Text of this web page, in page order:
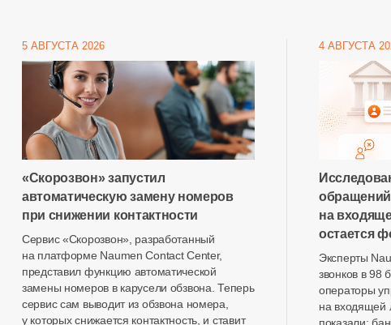
5 АВГУСТА 2026
«Скорозвон» запустил
автоматическую замену номеров
при снижении контактности
Сервис «Скорозвон», разработанный
на платформе Naumen Contact Center,
представил функцию автоматической
замены номеров в карусели обзвона. Теперь
сервис сам выводит из обзвона номера,
у которых снижается контактность, и ставит
4 АВГУСТА
обращений
на
остается
Эксперты
звонков в 98
операторы
на входящей